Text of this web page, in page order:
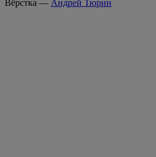
Вёрстка — Андрей Тюрин